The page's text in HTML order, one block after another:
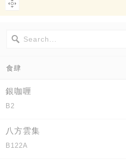
食肆
銀咖喱
B2
八方雲集
B122A